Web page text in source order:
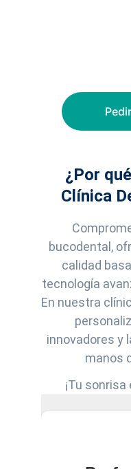
¿Por
Clínica
bucodental,
calidad
tecnología
En nuestra
innovadores y
manos
¡Tu